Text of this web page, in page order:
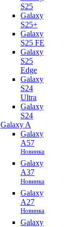
S25
Galaxy
S25+
Galaxy
S25 FE
Galaxy
S25
Edge
Galaxy
S24
Ultra
Galaxy
S24
Galaxy A
Galaxy
A57
Новинка
Galaxy
A37
Новинка
Galaxy
A27
Новинка
Galaxy